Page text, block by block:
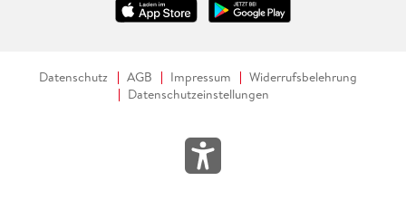
Datenschutz AGB Impressum
Widerrufsbelehrung
Datenschutzeinstellungen